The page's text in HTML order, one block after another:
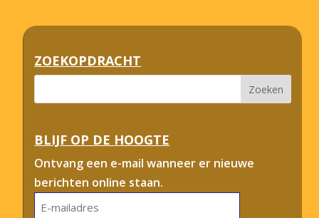
ZOEKOPDRACHT
BLIJF OP DE HOOGTE
Ontvang een e-mail wanneer er nieuwe
berichten online staan.
E-